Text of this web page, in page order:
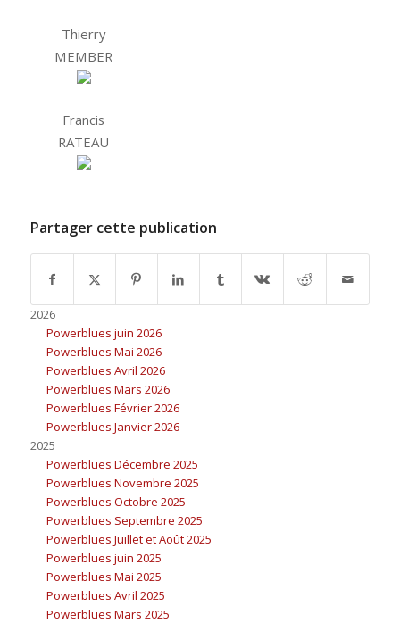
Thierry
MEMBER
Francis
RATEAU
Partager cette publication
2026
Powerblues juin 2026
Powerblues Mai 2026
Powerblues Avril 2026
Powerblues Mars 2026
Powerblues Février 2026
Powerblues Janvier 2026
2025
Powerblues Décembre 2025
Powerblues Novembre 2025
Powerblues Octobre 2025
Powerblues Septembre 2025
Powerblues Juillet et Août 2025
Powerblues juin 2025
Powerblues Mai 2025
Powerblues Avril 2025
Powerblues Mars 2025